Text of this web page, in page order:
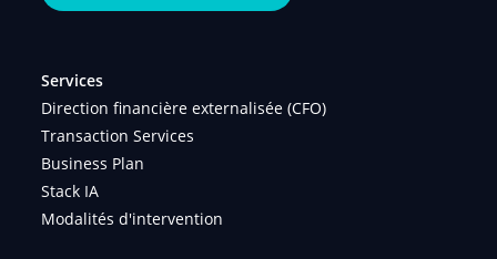
Services
Direction financière externalisée (CFO)
Transaction Services
Business Plan
Stack IA
Modalités d'intervention